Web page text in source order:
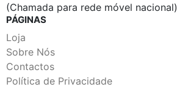
(Chamada para rede móvel nacional)
PÁGINAS
Loja
Sobre Nós
Contactos
Política de Privacidade